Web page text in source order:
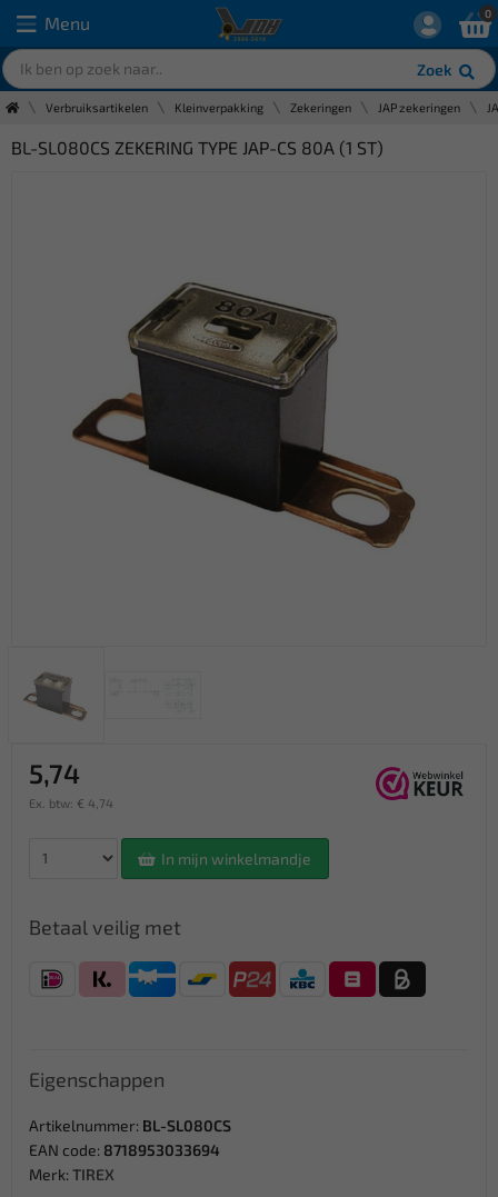
Menu
Zoek
0
Verbruiksartikelen Kleinverpakking Zekeringen JAP zekeringen
BL-SL080CS ZEKERING TYPE JAP-CS 80A (1 ST)
5,74
Ex. btw: € 4,74
In mijn winkelmandje
Betaal veilig met
Eigenschappen
Artikelnummer: BL-SL080CS
EAN code: 8718953033694
Merk: TIREX